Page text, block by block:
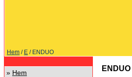
Hem / E / ENDUO
» Hem
ENDUO